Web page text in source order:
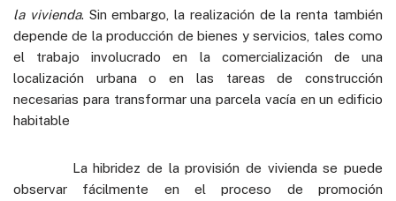
la vivienda. Sin embargo, la realización de la renta también
depende de la producción de bienes y servicios, tales como
el trabajo involucrado en la comercialización de una
localización urbana o en las tareas de construcción
necesarias para transformar una parcela vacía en un edificio
habitable
La hibridez de la provisión de vivienda se puede
observar fácilmente en el proceso de promoción